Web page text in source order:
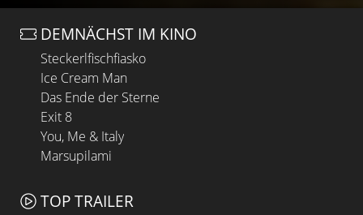
DEMNÄCHST IM KINO
Steckerlfischfiasko
Ice Cream Man
Das Ende der Sterne
Exit 8
You, Me & Italy
Marsupilami
TOP TRAILER